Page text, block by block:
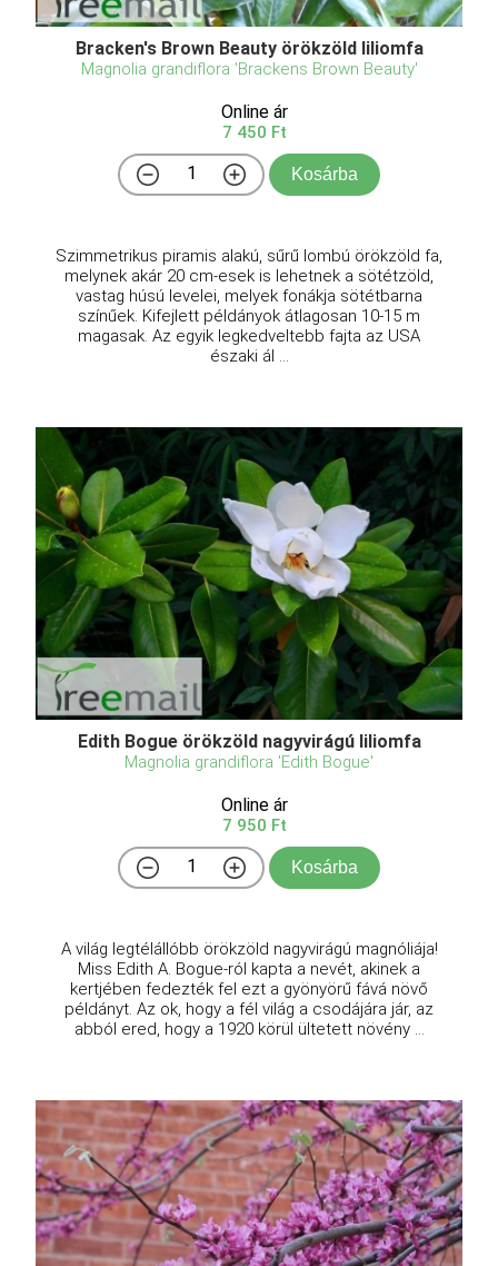
Bracken's Brown Beauty örökzöld liliomfa
Magnolia grandiflora 'Brackens Brown Beauty'
Online ár
7 450 Ft
Kosárba
Szimmetrikus piramis alakú, sűrű lombú örökzöld fa,
melynek akár 20 cm-esek is lehetnek a sötétzöld,
vastag húsú levelei, melyek fonákja sötétbarna
színűek. Kifejlett példányok átlagosan 10-15 m
magasak. Az egyik legkedveltebb fajta az USA
északi ál ...
Edith Bogue örökzöld nagyvirágú liliomfa
Magnolia grandiflora 'Edith Bogue'
Online ár
7 950 Ft
Kosárba
A világ legtélállóbb örökzöld nagyvirágú magnóliája!
Miss Edith A. Bogue-ról kapta a nevét, akinek a
kertjében fedezték fel ezt a gyönyörű fává növő
példányt. Az ok, hogy a fél világ a csodájára jár, az
abból ered, hogy a 1920 körül ültetett növény ...